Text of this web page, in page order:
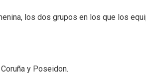
los dos grupos en los que los
y Poseidon.